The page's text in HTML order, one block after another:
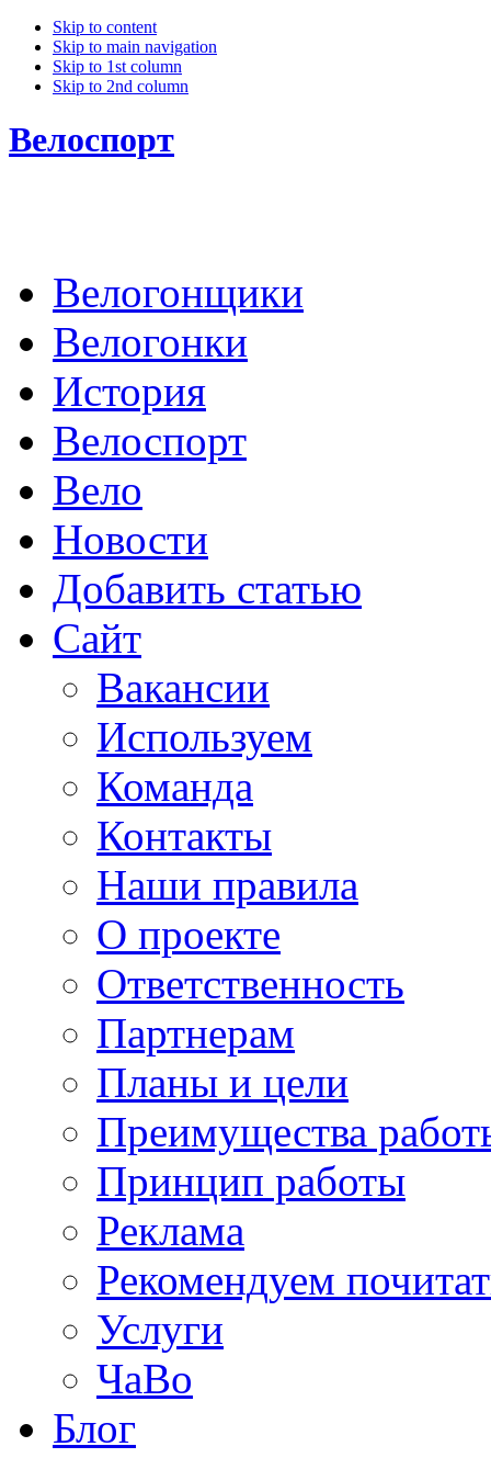
Skip to content
Skip to main navigation
Skip to 1st column
Skip to 2nd column
Велоспорт
Велогонщики
Велогонки
История
Велоспорт
Вело
Новости
Добавить статью
Сайт
Вакансии
Используем
Команда
Контакты
Наши правила
О проекте
Ответственность
Партнерам
Планы и цели
Преимущества
Принцип работы
Реклама
Рекомендуем
Услуги
ЧаВо
Блог